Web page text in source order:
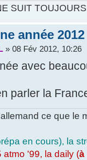
SUIT
année
» 08 Fév 2012, 10:26
avec
parler la
ce que le
en cours), la
atmo '99, la daily (à